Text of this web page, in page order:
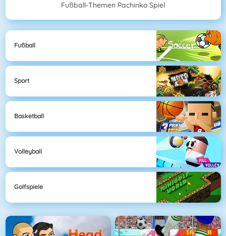
Fußball-Themen Pachinko Spiel
Fußball
Sport
Basketball
Volleyball
Golfspiele